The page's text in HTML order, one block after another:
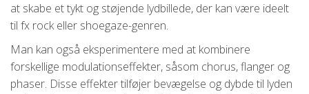
at skabe et tykt og støjende lydbillede, der kan være ideelt
til fx rock eller shoegaze-genren.
Man kan også eksperimentere med at kombinere
forskellige modulationseffekter, såsom chorus, flanger og
phaser. Disse effekter tilføjer bevægelse og dybde til lyden